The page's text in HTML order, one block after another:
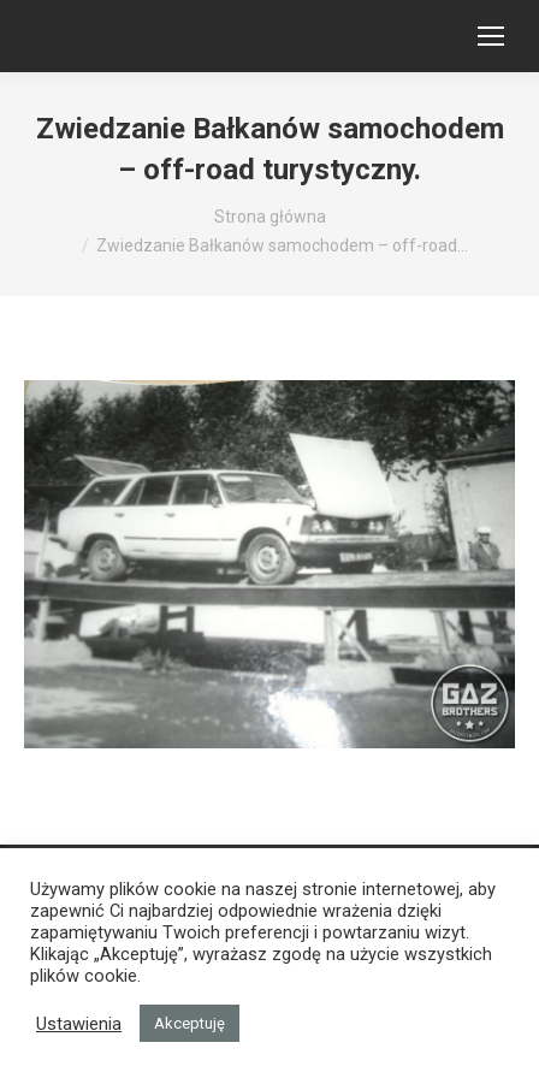
Zwiedzanie Bałkanów samochodem
– off-road turystyczny.
Strona główna
Zwiedzanie Bałkanów samochodem – off-road…
Używamy plików cookie na naszej stronie internetowej, aby
zapewnić Ci najbardziej odpowiednie wrażenia dzięki
zapamiętywaniu Twoich preferencji i powtarzaniu wizyt.
Klikając „Akceptuję”, wyrażasz zgodę na użycie wszystkich
plików cookie.
Ustawienia Akceptuję